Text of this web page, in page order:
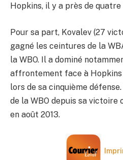
Hopkins, il y a près de quatre
Pour sa part, Kovalev (27
gagné les ceintures de la
la WBO. Il a dominé
affrontement face à
lors de sa cinquième
de la WBO depuis sa
en août 2013.